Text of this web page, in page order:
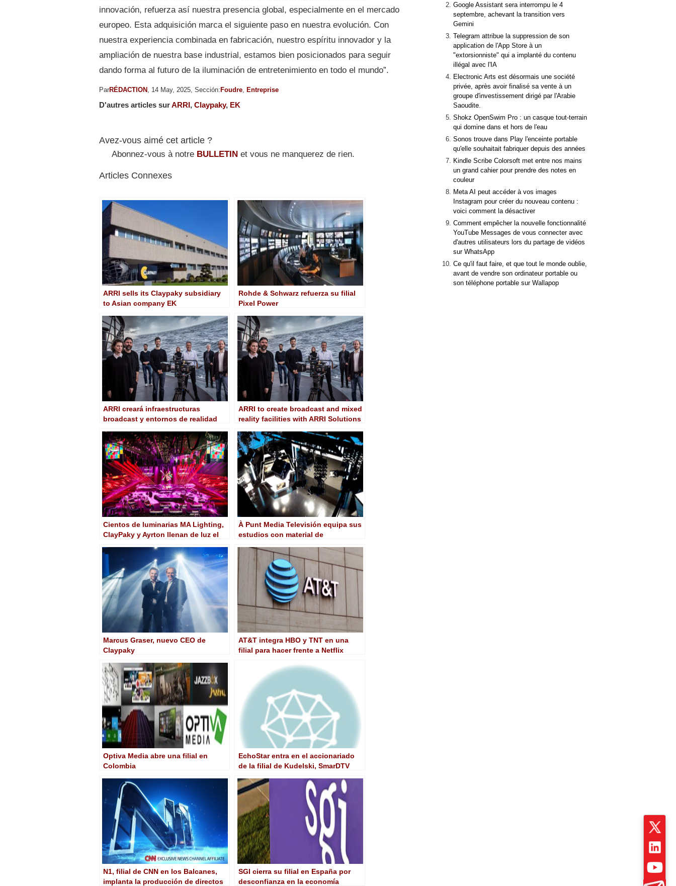
innovación, refuerza así nuestra presencia global, especialmente en el mercado
europeo. Esta adquisición marca el siguiente paso en nuestra evolución. Con
nuestra experiencia combinada en fabricación, nuestro espíritu innovador y la
ampliación de nuestra base industrial, estamos bien posicionados para seguir
dando forma al futuro de la iluminación de entretenimiento en todo el mundo”.
ParRÉDACTION , 14 May, 2025, Sección:Foudre Entreprise
D'autres articles surARRI, Claypaky, EK
Avez-vous aimé cet article ?
Abonnez-vous à notre BULLETIN et vous ne manquerez de rien.
Articles Connexes
ARRI sells its Claypaky subsidiary
to Asian company EK
Rohde & Schwarz refuerza su filial
Pixel Power
ARRI creará infraestructuras
broadcast y entornos de realidad
ARRI to create broadcast and mixed
reality facilities with ARRI Solutions
Cientos de luminarias MA Lighting,
ClayPaky y Ayrton llenan de luz el
À Punt Media Televisión equipa sus
estudios con material de
Claypaky y MA Lighting
Marcus Graser, nuevo CEO de
Claypaky
AT&T integra HBO y TNT en una
filial para hacer frente a Netflix
Optiva Media abre una filial en
Colombia
EchoStar entra en el accionariado
de la filial de Kudelski, SmarDTV
N1, filial de CNN en los Balcanes,
implanta la producción de directos
SGI cierra su filial en España por
desconfianza en la economía
Google Assistant sera interrompu le 4
septembre, achevant la transition vers
Gemini
Telegram attribue la suppression de son
application de l'App Store à un
"extorsionniste" qui a implanté du contenu
illégal avec l'IA
Electronic Arts est désormais une société
privée, après avoir finalisé sa vente à un
groupe d'investissement dirigé par l'Arabie
Saoudite.
Shokz OpenSwim Pro : un casque tout-terrain
qui domine dans et hors de l'eau
Sonos trouve dans Play l'enceinte portable
qu'elle souhaitait fabriquer depuis des années
Kindle Scribe Colorsoft met entre nos mains
un grand cahier pour prendre des notes en
couleur
Meta AI peut accéder à vos images
Instagram pour créer du nouveau contenu :
voici comment la désactiver
Comment empêcher la nouvelle fonctionnalité
YouTube Messages de vous connecter avec
d'autres utilisateurs lors du partage de vidéos
sur WhatsApp
Ce qu'il faut faire, et que tout le monde oublie,
avant de vendre son ordinateur portable ou
son téléphone portable sur Wallapop